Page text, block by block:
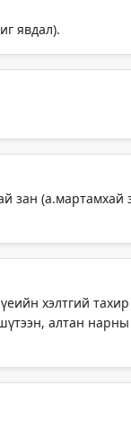
явдал).
зан (а.мартамхай
хэлтгий тахир
алтан